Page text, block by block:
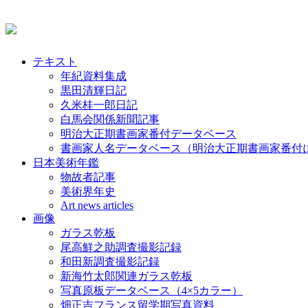
テキスト
年紀資料集成
黒田清輝日記
久米桂一郎日記
白馬会関係新聞記事
明治大正期書画家番付データベース
書画家人名データベース（明治大正期書画家番付
日本美術年鑑
物故者記事
美術界年史
Art news articles
画像
ガラス乾板
尾高鮮之助調査撮影記録
和田新調査撮影記録
新海竹太郎関連ガラス乾板
写真原板データベース（4×5カラー）
畑正吉フランス留学期写真資料